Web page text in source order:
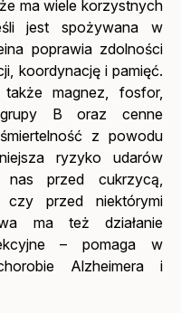
ma wiele korzystnych
jest spożywana w
poprawia zdolności
koordynację i pamięć.
magnez, fosfor,
B oraz cenne
z powodu
ryzyko udarów
nas przed cukrzycą,
czy przed niektórymi
ma też działanie
– pomaga w
Alzheimera i